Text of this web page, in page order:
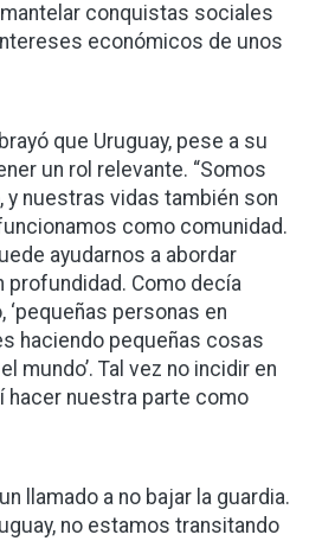
conquistas sociales
económicos de unos
que Uruguay, pese a su
un rol relevante. “Somos
y nuestras vidas también son
como comunidad.
ayudarnos a abordar
Como decía
‘pequeñas personas en
haciendo pequeñas cosas
mundo’. Tal vez no incidir en
hacer nuestra parte como
llamado a no bajar la guardia.
no estamos transitando